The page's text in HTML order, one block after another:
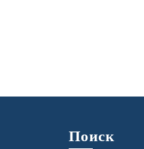
Поиск